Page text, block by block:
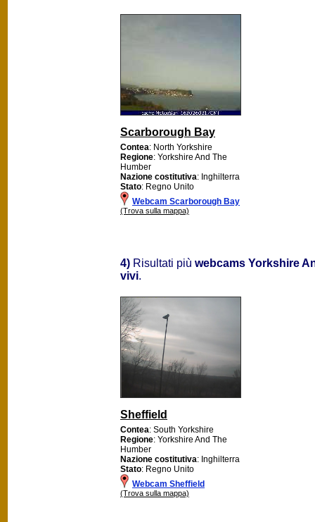
Scarborough Bay
Contea: North Yorkshire
Regione: Yorkshire And The
Humber
Nazione costitutiva: Inghilterra
Stato: Regno Unito
Webcam Scarborough Bay
(Trova sulla mappa)
4) Risultati più webcams Yorkshire
vivi.
Sheffield
Contea: South Yorkshire
Regione: Yorkshire And The
Humber
Nazione costitutiva: Inghilterra
Stato: Regno Unito
Webcam Sheffield
(Trova sulla mappa)